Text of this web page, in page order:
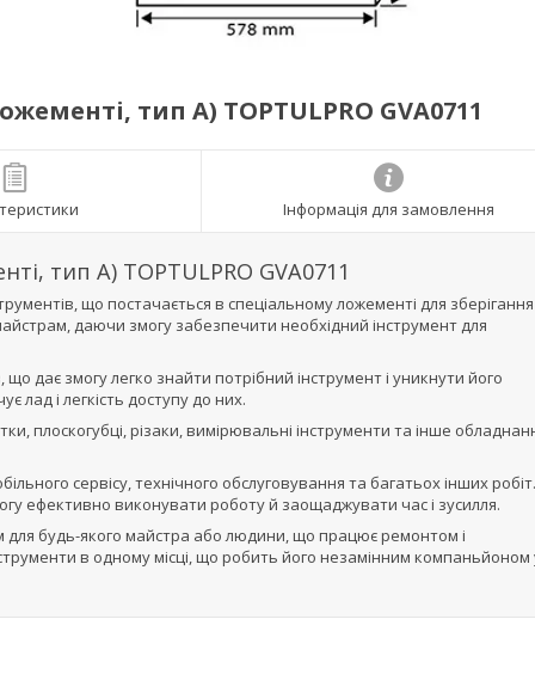
тип А) TOPTULPRO GVA0711
Інформація для замовлення
тип А) TOPTULPRO GVA0711
що постачається в спеціальному ложементі для
даючи змогу забезпечити необхідний інструмент для
дає змогу легко знайти потрібний інструмент і уникнути його
лад і легкість доступу до них.
плоскогубці, різаки, вимірювальні інструменти та інше
сервісу, технічного обслуговування та багатьох інших робіт.
ефективно виконувати роботу й заощаджувати час і зусилля.
для будь-якого майстра або людини, що працює ремонтом і
в одному місці, що робить його незамінним компаньйоном